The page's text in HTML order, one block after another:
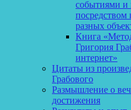
событиями и
посредством
разных
Книга
Григория
интернет»
Цитаты из
Грабового
Размышление о
достижения